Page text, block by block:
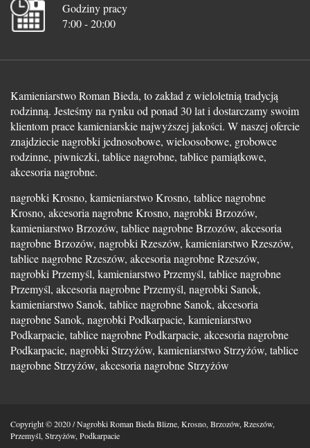
Godziny pracy
7:00 - 20:00
Kamieniarstwo Roman Bieda, to zakład z wieloletnią tradycją
rodzinną. Jesteśmy na rynku od ponad 30 lat i dostarczamy swoim
klientom prace kamieniarskie najwyższej jakości. W naszej ofercie
znajdziecie nagrobki jednosobowe, wieloosobowe, grobowce
rodzinne, piwniczki, tablice nagrobne, tablice pamiątkowe,
akcesoria nagrobne.
nagrobki Krosno, kamieniarstwo Krosno, tablice nagrobne
Krosno, akcesoria nagrobne Krosno, nagrobki Brzozów,
kamieniarstwo Brzozów, tablice nagrobne Brzozów, akcesoria
nagrobne Brzozów, nagrobki Rzeszów, kamieniarstwo Rzeszów,
tablice nagrobne Rzeszów, akcesoria nagrobne Rzeszów,
nagrobki Przemyśl, kamieniarstwo Przemyśl, tablice nagrobne
Przemyśl, akcesoria nagrobne Przemyśl, nagrobki Sanok,
kamieniarstwo Sanok, tablice nagrobne Sanok, akcesoria
nagrobne Sanok, nagrobki Podkarpacie, kamieniarstwo
Podkarpacie, tablice nagrobne Podkarpacie, akcesoria nagrobne
Podkarpacie, nagrobki Strzyżów, kamieniarstwo Strzyżów, tablice
nagrobne Strzyżów, akcesoria nagrobne Strzyżów
Copyright © 2020 / Nagrobki Roman Bieda Blizne, Krosno, Brzozów, Rzeszów,
Przemyśl, Strzyżów, Podkarpacie